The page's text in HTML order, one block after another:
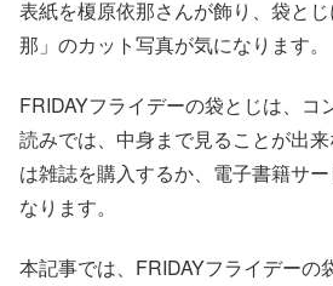
表紙を榎原依那さんが飾り、袋と
那」のカット写真が気になります。
FRIDAYフライデーの袋とじは、コ
読みでは、中身まで見ることが出
は雑誌を購入するか、電子書籍サ
なります。
本記事では、FRIDAYフライデーの